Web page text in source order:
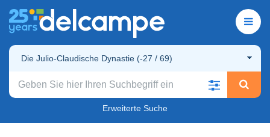
Die Julio-Claudische Dynastie (-27 / 69)
Erweiterte Suche